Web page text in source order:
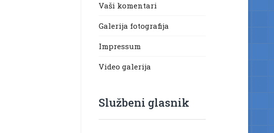
Vaši komentari
Galerija fotografija
Impressum
Video galerija
Službeni glasnik